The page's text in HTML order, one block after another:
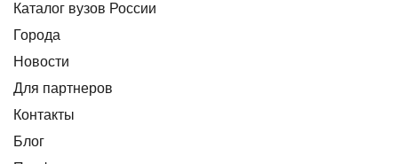
Каталог вузов России
Города
Новости
Для партнеров
Контакты
Блог